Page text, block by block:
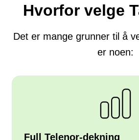
Hvorfor velge
Det er mange grunner til å
er noen:
Full Telenor-dekning